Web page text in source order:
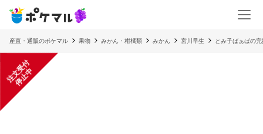
産直・通販のポケマル 果物 みかん・柑橘類 みかん 宮川早生 とみ子ばぁばの
注
文
受
付
停
止
中